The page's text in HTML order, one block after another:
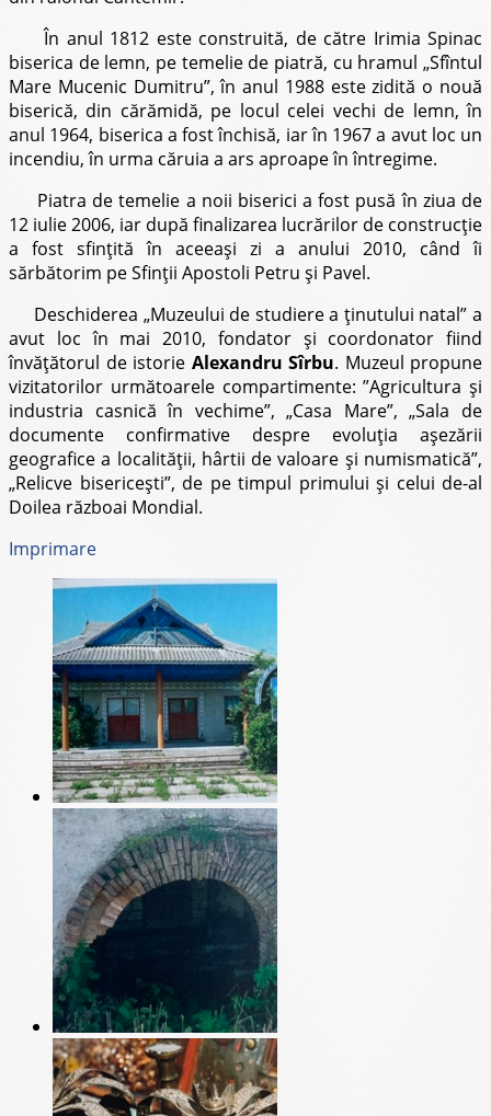
În anul 1812 este construită, de către Irimia Spinac
biserica de lemn, pe temelie de piatră, cu hramul „Sfîntul
Mare Mucenic Dumitru”, în anul 1988 este zidită o nouă
biserică, din cărămidă, pe locul celei vechi de lemn, în
anul 1964, biserica a fost închisă, iar în 1967 a avut loc un
incendiu, în urma căruia a ars aproape în întregime.
Piatra de temelie a noii biserici a fost pusă în ziua de
12 iulie 2006, iar după finalizarea lucrărilor de construcţie
a fost sfinţită în aceeaşi zi a anului 2010, când îi
sărbătorim pe Sfinţii Apostoli Petru şi Pavel.
Deschiderea „Muzeului de studiere a ţinutului natal” a
avut loc în mai 2010, fondator şi coordonator fiind
învăţătorul de istorie Alexandru Sîrbu. Muzeul propune
vizitatorilor următoarele compartimente: ”Agricultura şi
industria casnică în vechime”, „Casa Mare”, „Sala de
documente confirmative despre evoluţia aşezării
geografice a localităţii, hârtii de valoare şi numismatică”,
„Relicve bisericeşti”, de pe timpul primului şi celui de-al
Doilea războai Mondial.
Imprimare